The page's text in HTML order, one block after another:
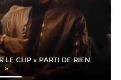
LE CLIP « PARTI DE RIEN
»